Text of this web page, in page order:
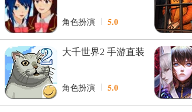
角色扮演 5.0
大千世界2 手游直装
角色扮演 5.0